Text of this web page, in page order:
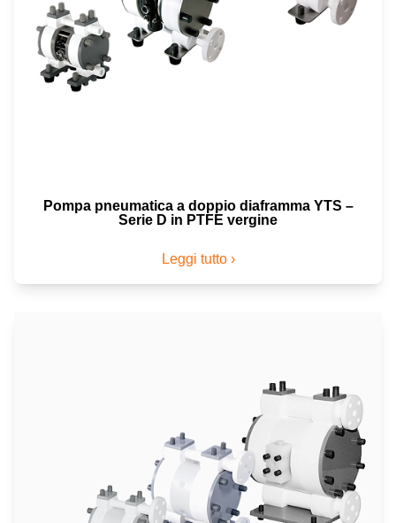
Pompa pneumatica a doppio diaframma YTS –
Serie D in PTFE vergine
Leggi tutto ›